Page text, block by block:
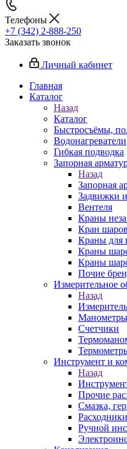
Телефоны
+7 (342) 2-888-250
Заказать звонок
Личный кабинет
Главная
Каталог
Назад
Каталог
Быстросъёмы,
Водонагреватели
Гибкая подводка
Запорная
Назад
Запорная
Задвижки
Вентеля
Краны
Кран
Краны для
Краны
Краны
Почие
Измерительное
Назад
Манометры
Счетчики
Инструмент и
Назад
Прочие
Смазка,
Ручной